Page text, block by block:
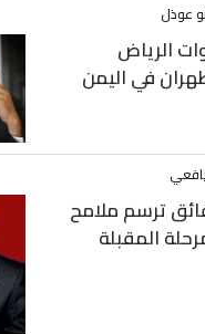
عوذل
الرياض
في اليمن
ترسم ملامح
المقبلة